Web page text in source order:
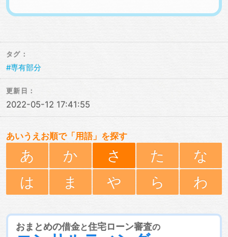
タグ：
専有部分
更新日：
2022-05-12 17:41:55
あいうえお順で「用語」を探す
あ か さ た
な
は
ま や ら わ
おまとめの借金と住宅ローン審査の